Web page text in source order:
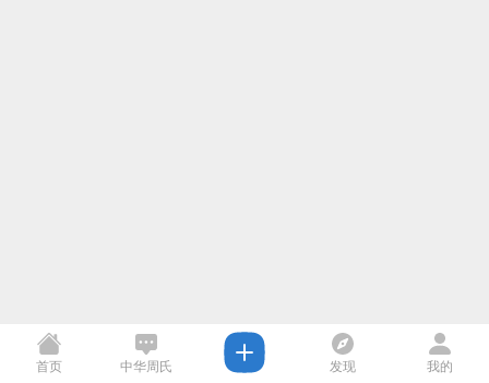
首页 中华周氏 发现 我的